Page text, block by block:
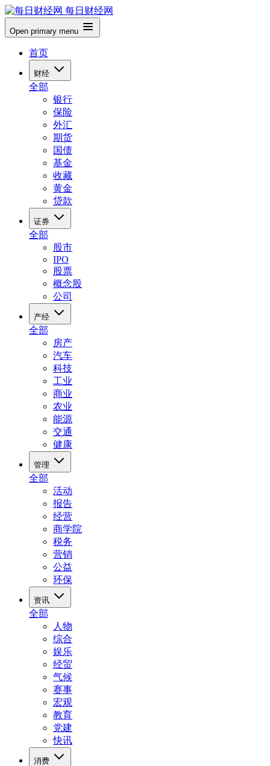
每日财经网
Open primary menu
首页
财经
全部
银行
保险
外汇
期货
国债
基金
收藏
黄金
贷款
证券
全部
股市
IPO
股票
概念股
公司
产经
全部
房产
汽车
科技
工业
商业
农业
能源
交通
健康
管理
全部
活动
报告
经营
商学院
税务
营销
公益
环保
资讯
全部
人物
综合
娱乐
经贸
气候
赛事
宏观
教育
党建
快讯
消费